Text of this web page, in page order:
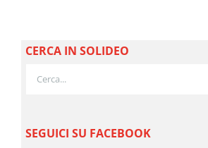
CERCA IN SOLIDEO
SEGUICI SU FACEBOOK